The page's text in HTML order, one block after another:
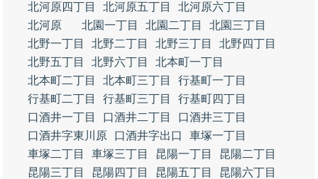
北河原四丁目
北河原五丁目
北河原六丁目
北河原
北園一丁目 北園二丁目
北園三丁目
北野一丁目
北野二丁目 北野三丁目
北野四丁目
北野五丁目
北野六丁目
北本町一丁目
北本町二丁目
北本町三丁目
行基町一丁目
行基町二丁目
行基町三丁目
行基町四丁目
口酒井一丁目
口酒井二丁目
口酒井三丁目
口酒井字東川原
口酒井字出口
車塚一丁目
車塚二丁目
車塚三丁目 昆陽一丁目
昆陽二丁目
昆陽三丁目
昆陽四丁目 昆陽五丁目
昆陽六丁目